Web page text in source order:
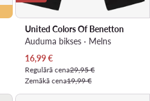
United Colors Of Benetton
Auduma bikses · Melns
Pašreizējā cena
16,99€
Regulārā cena29,95 €
Zemākā cena19,99 €